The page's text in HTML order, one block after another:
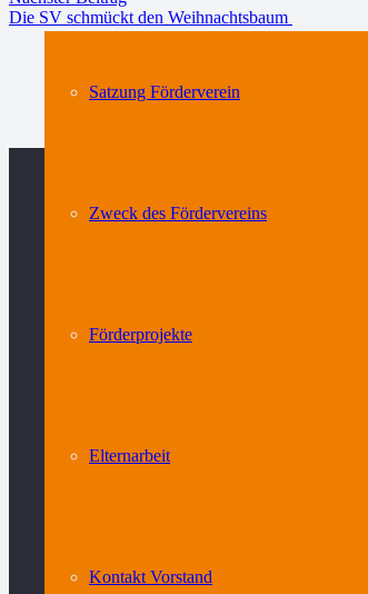
Satzung Förderverein
Zweck des Fördervereins
Förderprojekte
Elternarbeit
Kontakt Vorstand
Die SV schmückt den Weihnachtsbaum